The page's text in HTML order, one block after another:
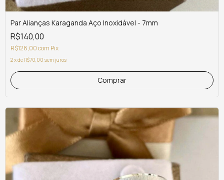
Par Alianças Karaganda Aço Inoxidável - 7mm
R$140,00
R$126,00com Pix
2xde R$70,00 sem juros